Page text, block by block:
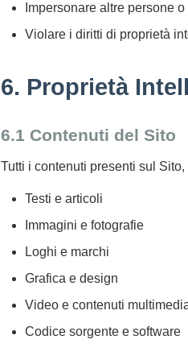
Impersonare altre persone o
Violare i diritti di proprietà
6. Proprietà
6.1 Contenuti del Sito
Tutti i contenuti presenti sul
Testi e articoli
Immagini e fotografie
Loghi e marchi
Grafica e design
Video e contenuti
Codice sorgente e software